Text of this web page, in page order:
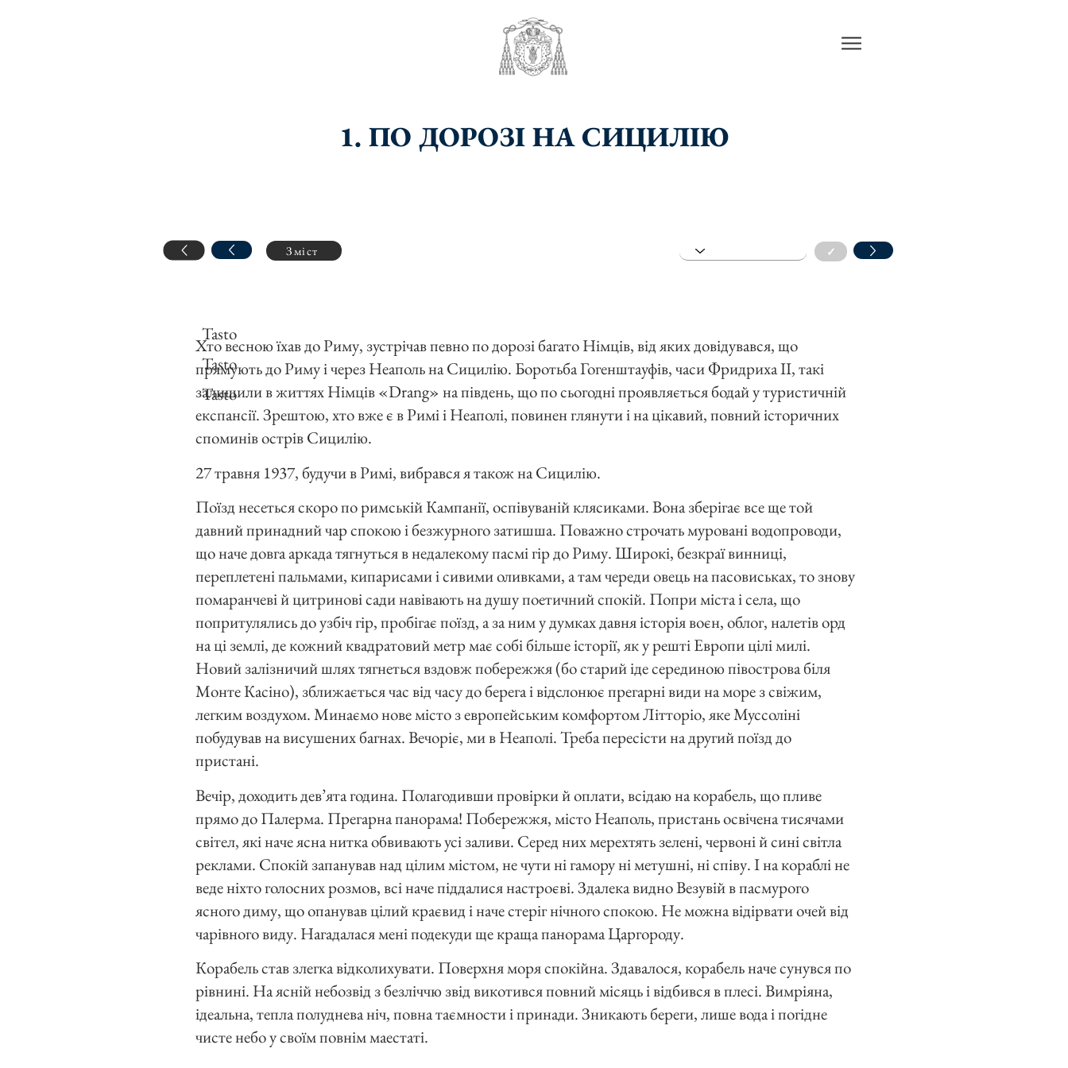
1. ПО ДОРОЗІ НА CИЦИЛІЮ
Зміст ✓
Хто весною їхав до Риму, зустрічав певно по дорозі багато Німців, від яких довідувався, що
прямують до Риму і через Неаполь на Сицилію. Боротьба Гогенштауфів, часи Фридриха II, такі
залишили в життях Німців «Drang» на південь, що по сьогодні проявляється бодай у туристичній
експансії. Зрештою, хто вже є в Римі і Неаполі, повинен глянути і на цікавий, повний історичних
споминів острів Сицилію.
27 травня 1937, будучи в Римі, вибрався я також на Сицилію.
Поїзд несеться скоро по римській Кампанії, оспівуваній клясиками. Вона зберігає все ще той
давний принадний чар спокою і безжурного затишша. Поважно строчать муровані водопроводи,
що наче довга аркада тягнуться в недалекому пасмі гір до Риму. Широкі, безкраї винниці,
переплетені пальмами, кипарисами і сивими оливками, а там череди овець на пасовиськах, то знову
помаранчеві й цитринові сади навівають на душу поетичний спокій. Попри міста і села, що
попритулялись до узбіч гір, пробігає поїзд, а за ним у думках давня історія воєн, облог, налетів орд
на ці землі, де кожний квадратовий метр має собі більше історії, як у решті Европи цілі милі.
Новий залізничий шлях тягнеться вздовж побережжя (бо старий іде серединою півострова біля
Монте Касіно), зближається час від часу до берега і відслонює прегарні види на море з свіжим,
легким воздухом. Минаємо нове місто з европейським комфортом Літторіо, яке Муссоліні
побудував на висушених багнах. Вечоріє, ми в Неаполі. Треба пересісти на другий поїзд до
пристані.
Вечір, доходить дев’ята година. Полагодивши провірки й оплати, всідаю на корабель, що пливе
прямо до Палерма. Прегарна панорама! Побережжя, місто Неаполь, пристань освічена тисячами
світел, які наче ясна нитка обвивають усі заливи. Серед них мерехтять зелені, червоні й сині світла
реклами. Спокій запанував над цілим містом, не чути ні гамору ні метушні, ні співу. І на кораблі не
веде ніхто голосних розмов, всі наче піддалися настроєві. Здалека видно Везувій в пасмурого
ясного диму, що опанував цілий краєвид і наче стеріг нічного спокою. Не можна відірвати очей від
чарівного виду. Нагадалася мені подекуди ще краща панорама Царгороду.
Корабель став злегка відколихувати. Поверхня моря спокійна. Здавалося, корабель наче сунувся по
рівнині. На ясній небозвід з безліччю звід викотився повний місяць і відбився в плесі. Вимріяна,
ідеальна, тепла полуднева ніч, повна таємности і принади. Зникають береги, лише вода і погідне
чисте небо у своїм повнім маестаті.
Tasto
Tasto
Tasto